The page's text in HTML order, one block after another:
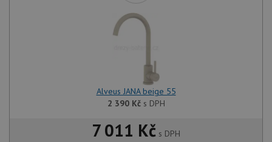
Alveus JANA beige 55
2 390 Kčs DPH
7 011 Kč s DPH